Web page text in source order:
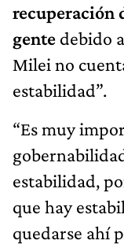
recuperación
gente debido
Milei no
estabilidad”.
“Es muy
estabilidad,
que hay
quedarse ahí